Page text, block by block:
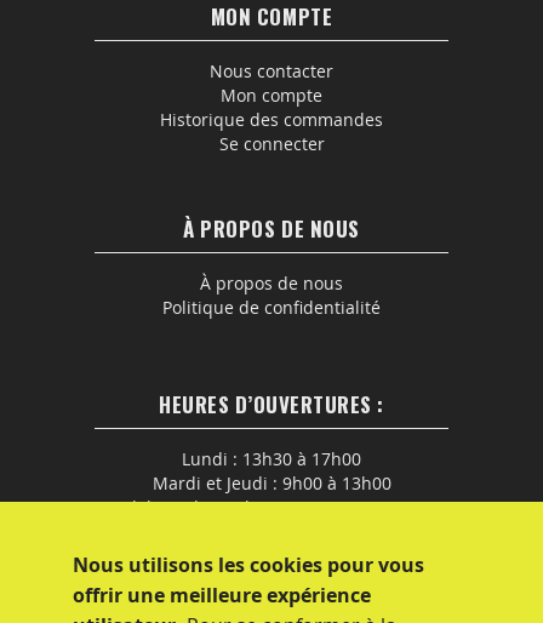
Nous utilisons les cookies pour vous
offrir une meilleure expérience
MON COMPTE
Nous contacter
Mon compte
Historique des commandes
Se connecter
À PROPOS DE NOUS
À propos de nous
Politique de confidentialité
HEURES D’OUVERTURES :
Lundi : 13h30 à 17h00
Mardi et Jeudi : 9h00 à 13h00
En dehors de ces horaires, nous contacter